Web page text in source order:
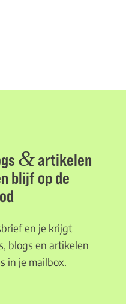
&artikelen
blijf op de
en je krijgt
blogs en artikelen
in je mailbox.